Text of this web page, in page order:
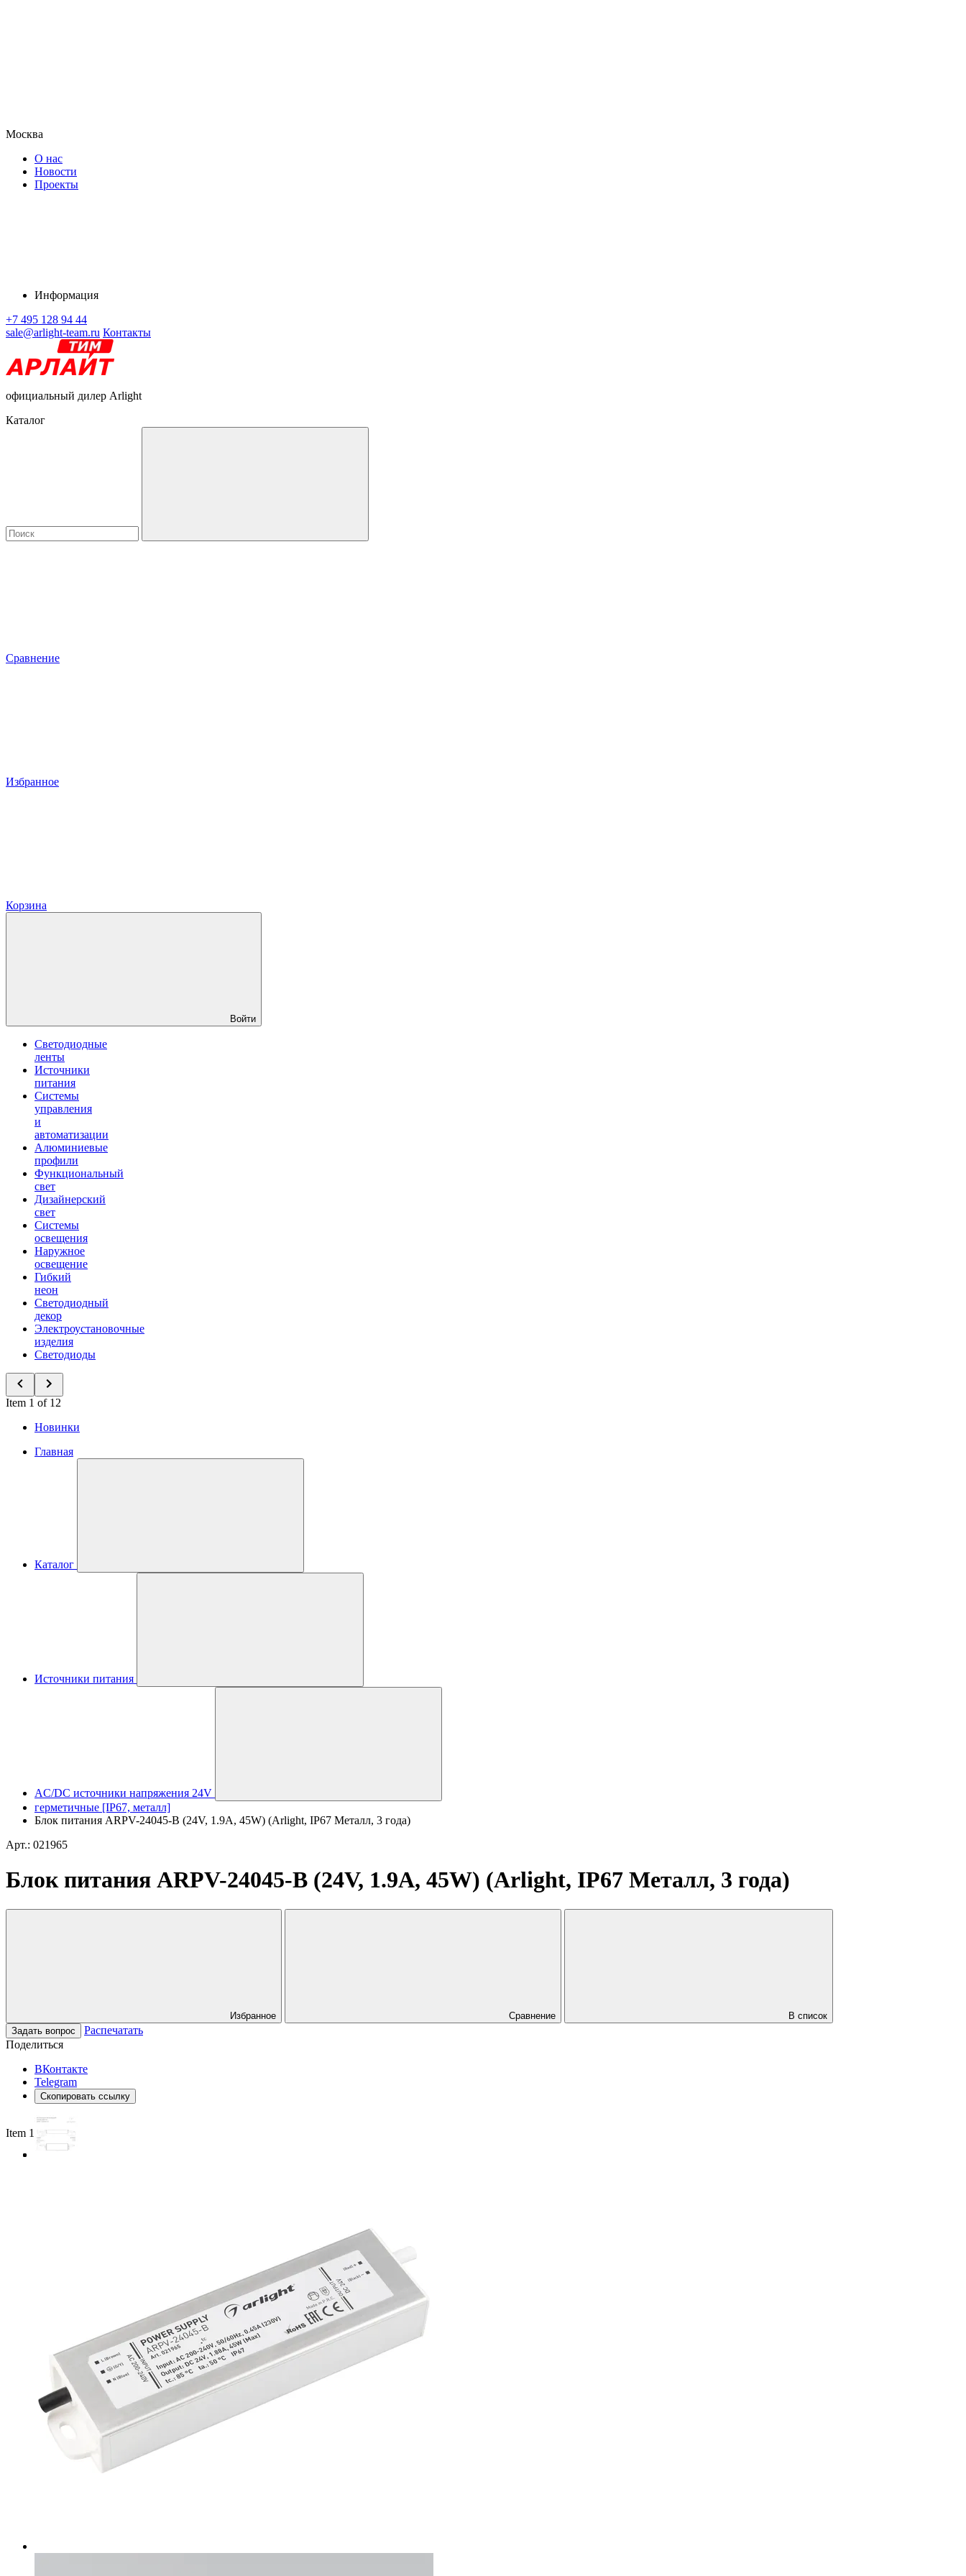
Москва
О нас
Новости
Проекты
Информация
+7 495 128 94 44
sale@arlight-team.ru Контакты
официальный дилер Arlight
Каталог
Сравнение
Избранное
Корзина
Войти
Светодиодные
ленты
Источники
питания
Системы
управления
и
автоматизации
Алюминиевые
профили
Функциональный
свет
Дизайнерский
свет
Системы
освещения
Наружное
освещение
Гибкий
неон
Светодиодный
декор
Электроустановочные
изделия
Светодиоды
Item 1 of 12
Новинки
Главная
Каталог
Источники питания
AC/DC источники напряжения 24V
герметичные [IP67, металл]
Блок питания ARPV-24045-B (24V, 1.9A, 45W) (Arlight, IP67 Металл, 3 года)
Арт.: 021965
Блок питания ARPV-24045-B (24V, 1.9A, 45W) (Arlight, IP67 Металл, 3 года)
Избранное Сравнение
В список
Задать вопрос
Распечатать
Поделиться
ВКонтакте
Telegram
Скопировать ссылку
Item 1 of 3